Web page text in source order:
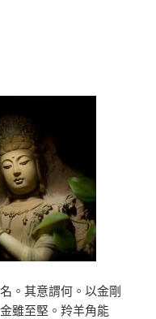
。其意謂何。以金剛
雖至堅。羚羊角能